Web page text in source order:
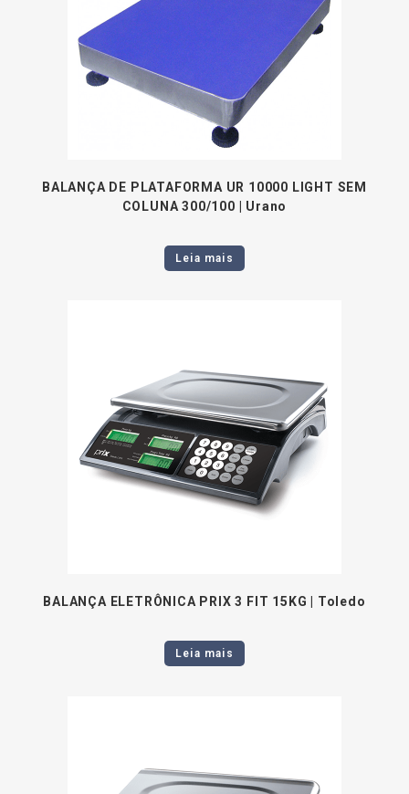
BALANÇA DE PLATAFORMA UR 10000 LIGHT SEM
COLUNA 300/100 | Urano
Leia mais
BALANÇA ELETRÔNICA PRIX 3 FIT 15KG | Toledo
Leia mais